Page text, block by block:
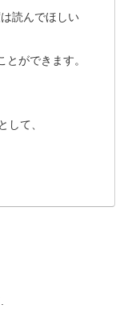
読んでほしい
ができます。
して、